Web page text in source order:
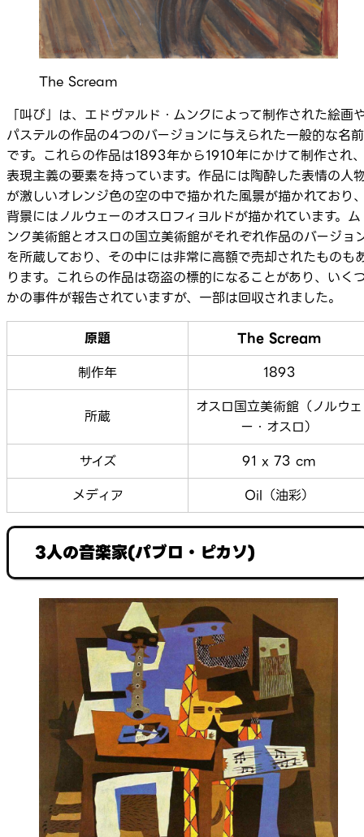
The Scream
「叫び」は、エドヴァルド・ムンクによって制作された絵画
パステルの作品の4つのバージョンに与えられた一般的な名前
です。これらの作品は1893年から1910年にかけて制作され
表現主義の要素を持っています。作品には陶酔した表情の人
が激しいオレンジ色の空の中で描かれた風景が描かれており
背景にはノルウェーのオスロフィヨルドが描かれています。ム
ンク美術館とオスロの国立美術館がそれぞれ作品のバージョ
を所蔵しており、その中には非常に高額で売却されたものも
ります。これらの作品は窃盗の標的になることがあり、いく
かの事件が報告されていますが、一部は回収されました。
原題
The Scream
制作年
1893
所蔵
オスロ国立美術館（ノルウェ
ー・オスロ）
サイズ
91 x 73 cm
メディア
Oil（油彩）
3人の音楽家(パブロ・ピカソ)